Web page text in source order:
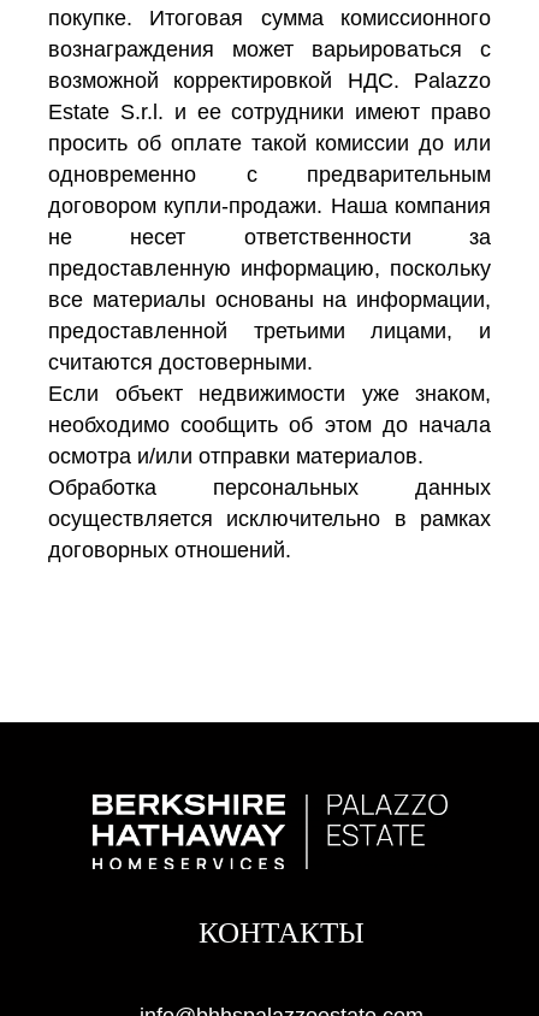
покупке. Итоговая сумма комиссионного
вознаграждения может варьироваться с
возможной корректировкой НДС. Palazzo
Estate S.r.l. и ее сотрудники имеют право
просить об оплате такой комиссии до или
одновременно с предварительным
договором купли-продажи. Наша компания
не несет ответственности за
предоставленную информацию, поскольку
все материалы основаны на информации,
предоставленной третьими лицами, и
считаются достоверными.
Если объект недвижимости уже знаком,
необходимо сообщить об этом до начала
осмотра и/или отправки материалов.
Обработка персональных данных
осуществляется исключительно в рамках
договорных отношений.
КОНТАКТЫ